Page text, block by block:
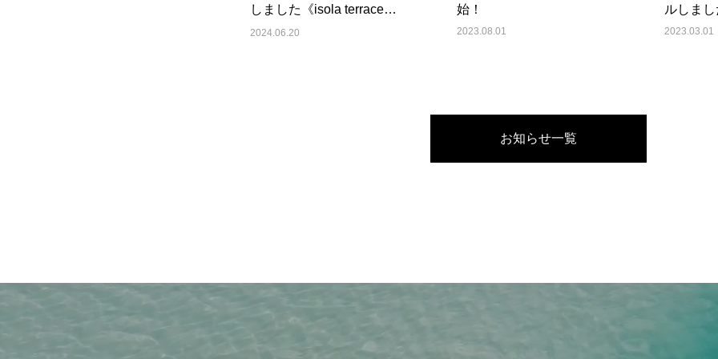
しました《isola terrace
awaji》
2024.06.20
始！
2023.08.01
ルしま
2023.03.01
お知らせ一覧